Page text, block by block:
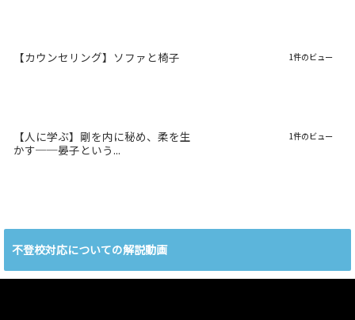
【カウンセリング】ソファと椅子 1件のビュー
【人に学ぶ】剛を内に秘め、柔を生
かす──晏子という...
1件のビュー
不登校対応についての解説動画